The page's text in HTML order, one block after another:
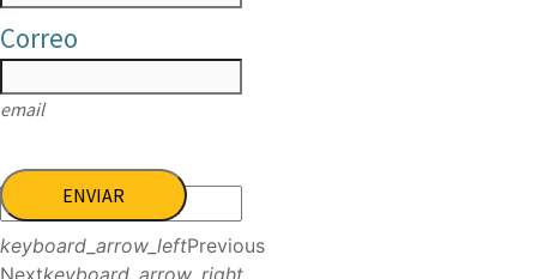
Correo
email
ENVIAR
keyboard_arrow_leftPrevious
Nextkeyboard_arrow_right